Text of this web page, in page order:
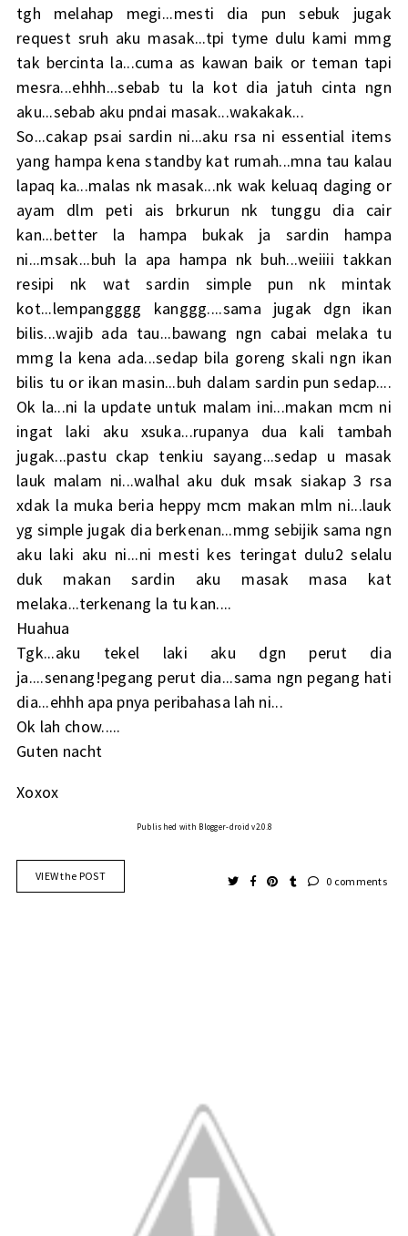
tgh melahap megi...mesti dia pun sebuk jugak
request sruh aku masak...tpi tyme dulu kami mmg
tak bercinta la...cuma as kawan baik or teman tapi
mesra...ehhh...sebab tu la kot dia jatuh cinta ngn
aku...sebab aku pndai masak...wakakak...
So...cakap psai sardin ni...aku rsa ni essential items
yang hampa kena standby kat rumah...mna tau kalau
lapaq ka...malas nk masak...nk wak keluaq daging or
ayam dlm peti ais brkurun nk tunggu dia cair
kan...better la hampa bukak ja sardin hampa
ni...msak...buh la apa hampa nk buh...weiiii takkan
resipi nk wat sardin simple pun nk mintak
kot...lempangggg kanggg....sama jugak dgn ikan
bilis...wajib ada tau...bawang ngn cabai melaka tu
mmg la kena ada...sedap bila goreng skali ngn ikan
bilis tu or ikan masin...buh dalam sardin pun sedap....
Ok la...ni la update untuk malam ini...makan mcm ni
ingat laki aku xsuka...rupanya dua kali tambah
jugak...pastu ckap tenkiu sayang...sedap u masak
lauk malam ni...walhal aku duk msak siakap 3 rsa
xdak la muka beria heppy mcm makan mlm ni...lauk
yg simple jugak dia berkenan...mmg sebijik sama ngn
aku laki aku ni...ni mesti kes teringat dulu2 selalu
duk makan sardin aku masak masa kat
melaka...terkenang la tu kan....
Huahua
Tgk...aku tekel laki aku dgn perut dia
ja....senang!pegang perut dia...sama ngn pegang hati
dia...ehhh apa pnya peribahasa lah ni...
Ok lah chow.....
Guten nacht
Xoxox
Published with Blogger-droid v2.0.8
VIEW the POST 0 comments